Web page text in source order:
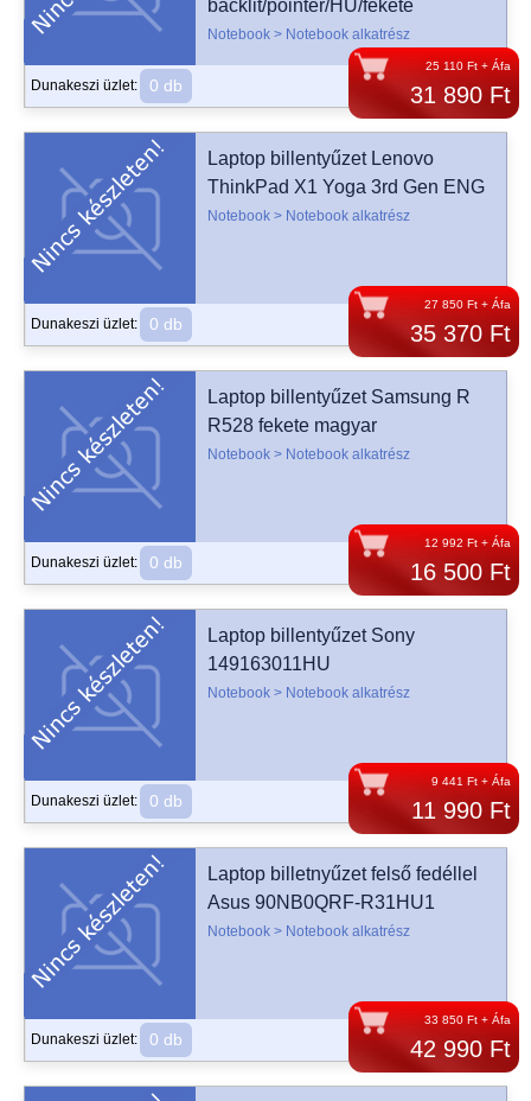
25 110 Ft + Áfa
31 890 Ft
backlit/pointer/HU/fekete
Notebook > Notebook alkatrész
Dunakeszi üzlet: 0 db
27 850 Ft + Áfa
35 370 Ft
Laptop billentyűzet Lenovo
ThinkPad X1 Yoga 3rd Gen ENG
Notebook > Notebook alkatrész
Dunakeszi üzlet: 0 db
12 992 Ft + Áfa
16 500 Ft
Laptop billentyűzet Samsung R
R528 fekete magyar
Notebook > Notebook alkatrész
Dunakeszi üzlet: 0 db
9 441 Ft + Áfa
11 990 Ft
Laptop billentyűzet Sony
149163011HU
Notebook > Notebook alkatrész
Dunakeszi üzlet: 0 db
33 850 Ft + Áfa
42 990 Ft
Laptop billetnyűzet felső fedéllel
Asus 90NB0QRF-R31HU1
Notebook > Notebook alkatrész
Dunakeszi üzlet: 0 db